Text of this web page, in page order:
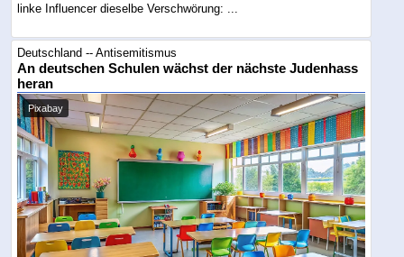
linke Influencer dieselbe Verschwörung: ...
Deutschland -- Antisemitismus
An deutschen Schulen wächst der nächste Judenhass
heran
Pixabay